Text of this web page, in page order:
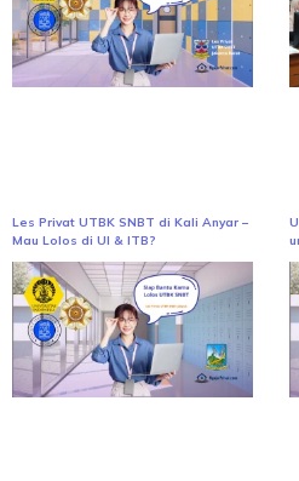
Les Privat UTBK SNBT di Kali Anyar –
Mau Lolos di UI & ITB?